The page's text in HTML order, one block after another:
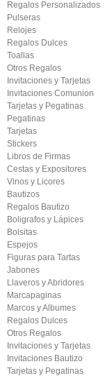
Regalos Personalizados
Pulseras
Relojes
Regalos Dulces
Toallas
Otros Regalos
Invitaciones y Tarjetas
Invitaciones Comunion
Tarjetas y Pegatinas
Pegatinas
Tarjetas
Stickers
Libros de Firmas
Cestas y Expositores
Vinos y Licores
Bautizos
Regalos Bautizo
Boligrafos y Lápices
Bolsitas
Espejos
Figuras para Tartas
Jabones
Llaveros y Abridores
Marcapaginas
Marcos y Albumes
Regalos Dulces
Otros Regalos
Invitaciones y Tarjetas
Invitaciones Bautizo
Tarjetas y Pegatinas